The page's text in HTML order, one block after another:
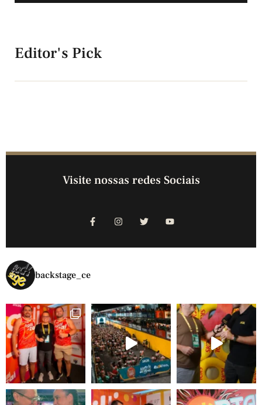
Editor's Pick
Visite nossas redes Sociais
backstage_ce